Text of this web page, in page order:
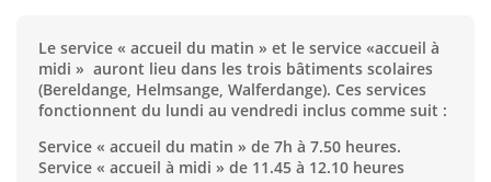
Le service « accueil du matin » et le service «accueil à
midi » auront lieu dans les trois bâtiments scolaires
(Bereldange, Helmsange, Walferdange). Ces services
fonctionnent du lundi au vendredi inclus comme suit :
Service « accueil du matin » de 7h à 7.50 heures.
Service « accueil à midi » de 11.45 à 12.10 heures